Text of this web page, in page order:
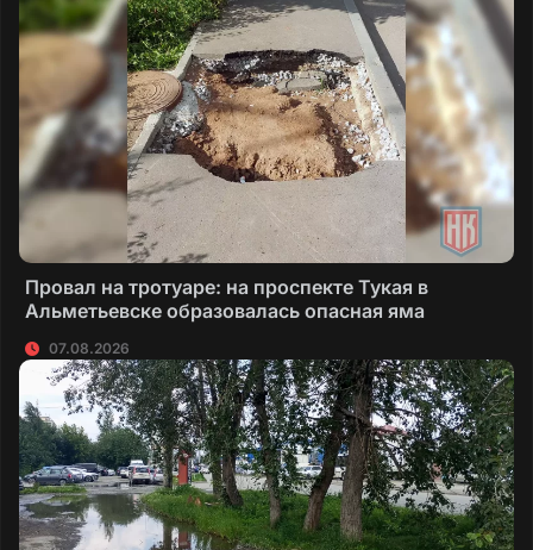
Провал на тротуаре: на проспекте Тукая в
Альметьевске образовалась опасная яма
07.08.2026